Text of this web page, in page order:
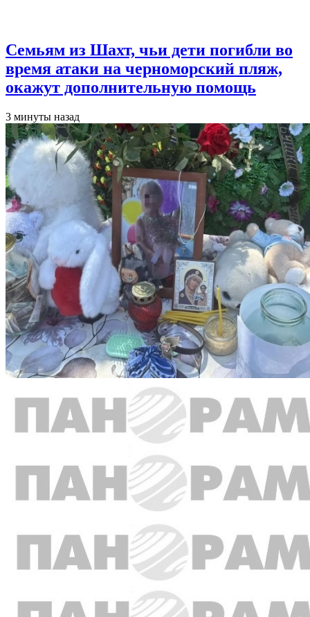
Семьям из Шахт, чьи дети погибли во
время атаки на черноморский пляж,
окажут дополнительную помощь
3 минуты назад